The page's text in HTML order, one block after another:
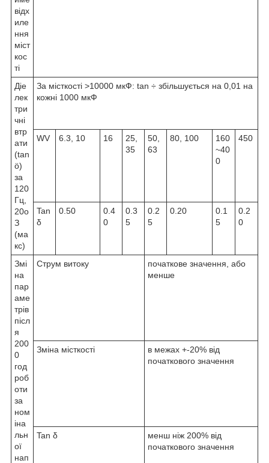
відх
иле
ння
міст
кос
ті
Діе
лек
три
чні
втр
ати
(tan
ö)
за
120
Гц,
20о
З
(ма
кс)
За місткості >10000 мкФ: tan ÷ збільшується на 0,01 на
кожні 1000 мкФ
WV 6.3, 10 16
25,
35
50,
63
80, 100
160
~40
0
450
Tan
δ
0.50
0.4
0
0.3
5
0.2
5
0.20
0.1
5
0.2
0
Змі
на
пар
аме
трів
післ
я
200
0
год
роб
оти
за
ном
іна
льн
ої
нап
Струм витоку
початкове значення, або
менше
Зміна місткості
в межах +-20% від
початкового значення
Tan δ
менш ніж 200% від
початкового значення